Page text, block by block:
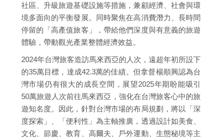
社區、升級旅遊基礎設施等措施，兼顧經濟、社會與環
境多面向的平衡發展。同時聚焦在高消費潛力、長時間
停留的「高產值旅客」，帶給他們深度與有意義的旅遊
體驗，帶動觀光產業整體經濟效益。
2024年台灣旅客造訪馬來西亞的人次，遠超年初所設下
的35萬目標，達成42.3萬的佳績。但拿督楊順興認為台
灣市場仍有很大的成長空間，展望2025年期盼能吸引
50萬旅遊人次前往馬來西亞，強化在台灣旅客心中的旅
遊知名度。因此，針對台灣市場的布局規劃，將以「深
度探索」、「便利性」為主軸推廣，透過設計如美食、
文化、節慶、教育、高爾夫、戶外運動、生態秘境等主